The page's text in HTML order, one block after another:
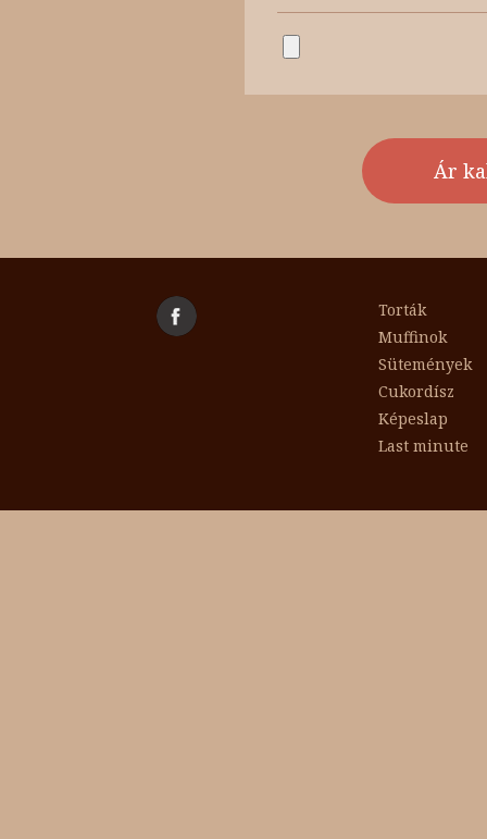
Torták
Muffinok
Sütemények
Cukordísz
Képeslap
Last minute